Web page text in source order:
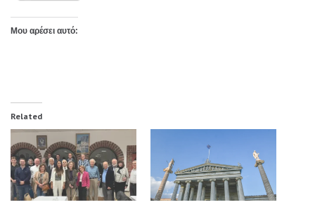
Μου αρέσει αυτό:
Related